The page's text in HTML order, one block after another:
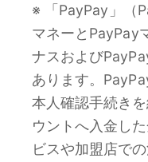
※ 「PayPay」（
マネーとPayPay
ナスおよび
あります。
本人確認手続き
ウントへ入金し
ビスや加盟店で